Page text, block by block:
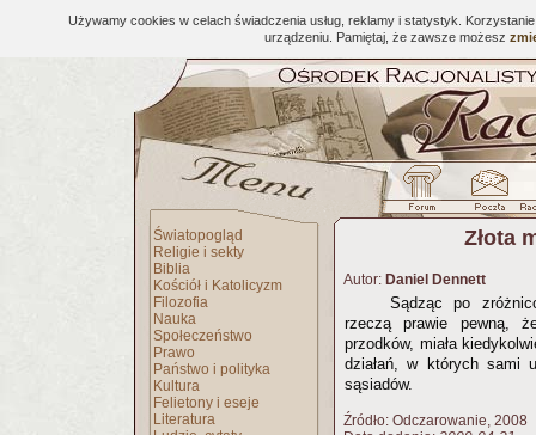
Używamy cookies w celach świadczenia usług, reklamy i statystyk.
urządzeniu. Pamiętaj, że zawsze możesz
Światopogląd
Religie i sekty
Biblia
Kościół i Katolicyzm
Filozofia
Nauka
Społeczeństwo
Prawo
Państwo i polityka
Kultura
Felietony i eseje
Literatura
Złota
Autor: Daniel Dennett
Sądząc po
rzeczą prawie pewną,
przodków, miała
działań, w których sami
sąsiadów.
Źródło: Odczarowanie, 2008